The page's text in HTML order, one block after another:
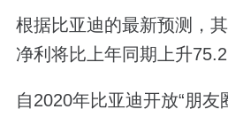
根据比亚迪的最新预测，
净利将比上年同期上升
自2020年比亚迪开放“朋友